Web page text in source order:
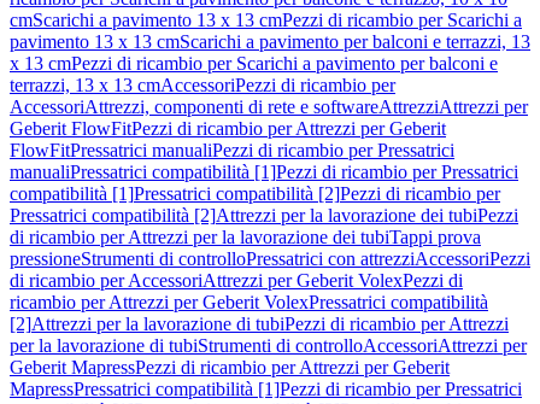
cmScarichi a pavimento 13 x 13 cmPezzi di ricambio per Scarichi a
pavimento 13 x 13 cmScarichi a pavimento per balconi e terrazzi, 13
x 13 cmPezzi di ricambio per Scarichi a pavimento per balconi e
terrazzi, 13 x 13 cmAccessoriPezzi di ricambio per
AccessoriAttrezzi, componenti di rete e softwareAttrezziAttrezzi per
Geberit FlowFitPezzi di ricambio per Attrezzi per Geberit
FlowFitPressatrici manualiPezzi di ricambio per Pressatrici
manualiPressatrici compatibilità [1]Pezzi di ricambio per Pressatrici
compatibilità [1]Pressatrici compatibilità [2]Pezzi di ricambio per
Pressatrici compatibilità [2]Attrezzi per la lavorazione dei tubiPezzi
di ricambio per Attrezzi per la lavorazione dei tubiTappi prova
pressioneStrumenti di controlloPressatrici con attrezziAccessoriPezzi
di ricambio per AccessoriAttrezzi per Geberit VolexPezzi di
ricambio per Attrezzi per Geberit VolexPressatrici compatibilità
[2]Attrezzi per la lavorazione di tubiPezzi di ricambio per Attrezzi
per la lavorazione di tubiStrumenti di controlloAccessoriAttrezzi per
Geberit MapressPezzi di ricambio per Attrezzi per Geberit
MapressPressatrici compatibilità [1]Pezzi di ricambio per Pressatrici